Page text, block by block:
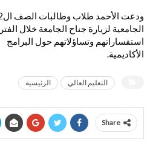
الجامعية لزيارة جناح الجامعة خلال
استفساراتهم وتساؤلاتهم حول البرامج
الأكاديمية.
التعليم العالي الرئيسية
Share